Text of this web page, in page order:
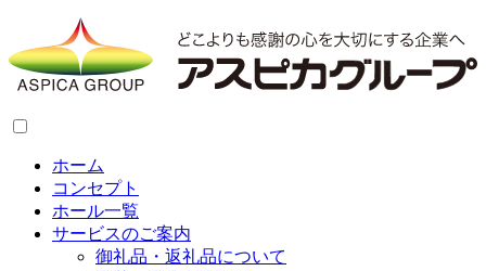
ホーム
コンセプト
ホール一覧
サービスのご案内
御礼品・返礼品について